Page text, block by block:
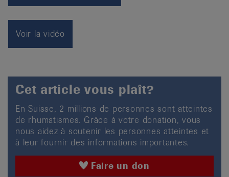
Voir la vidéo
Cet article vous plaît?
En Suisse, 2 millions de personnes sont atteintes
de rhumatismes. Grâce à votre donation, vous
nous aidez à soutenir les personnes atteintes et
à leur fournir des informations importantes.
Faire un don